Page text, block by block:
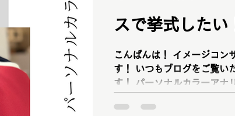
スで挙式したい
こんばんは！ イメージコ
す！ いつもブログをご覧い
す！ パーソナルカラーアナ
ー1級 顔タイプ似合うメイク